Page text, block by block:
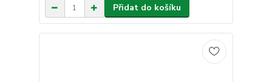
Přidat do košíku